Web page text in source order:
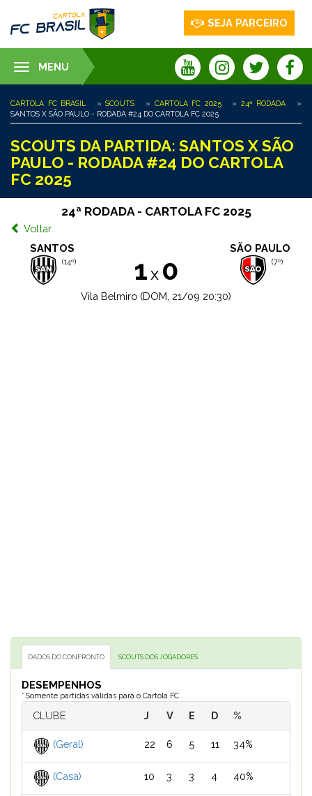
SEJA PARCEIRO
Toggle
navigation
MENU
CARTOLA FC BRASIL »SCOUTS » CARTOLA FC 2025 » 24ª RODADA
»
SANTOS X SÃO PAULO - RODADA #24 DO CARTOLA FC 2025
SCOUTS DA PARTIDA: SANTOS X SÃO
PAULO - RODADA #24 DO CARTOLA
FC 2025
24ª RODADA - CARTOLA FC 2025
Voltar
SANTOS
(14º) 1x 0
SÃO PAULO
(7º)
Vila Belmiro (DOM, 21/09 20:30)
DADOS DO CONFRONTO SCOUTS DOS JOGADORES
DESEMPENHOS
* Somente partidas válidas para o Cartola FC
CLUBE J V E D %
(Geral) 22 6 5 11 34%
(Casa) 10 3 3 4 40%